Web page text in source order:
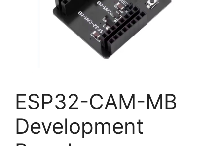
ESP32-CAM-MB
Development